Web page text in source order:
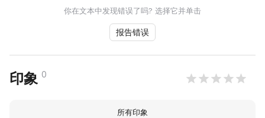
你在文本中发现错误了吗? 选择它并单击
报告错误
印象 0
所有印象